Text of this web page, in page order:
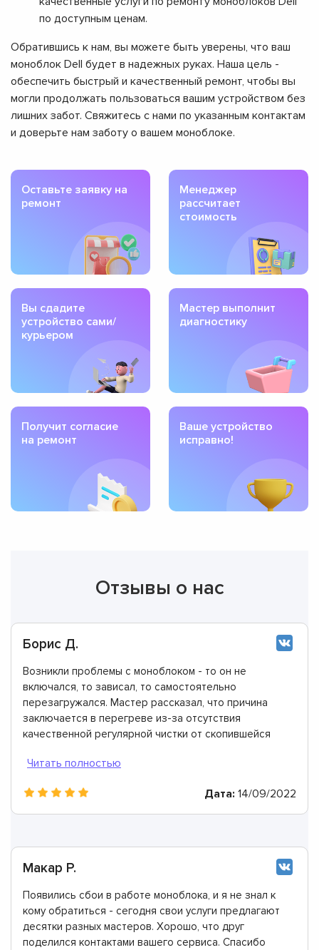
по доступным ценам.
Обратившись к нам, вы можете быть уверены, что ваш
моноблок Dell будет в надежных руках. Наша цель -
обеспечить быстрый и качественный ремонт, чтобы вы
могли продолжать пользоваться вашим устройством без
лишних забот. Свяжитесь с нами по указанным контактам
и доверьте нам заботу о вашем моноблоке.
Оставьте заявку на
ремонт
Менеджер
рассчитает
стоимость
Вы сдадите
устройство сами/
курьером
Мастер выполнит
диагностику
Получит согласие
на ремонт
Ваше устройство
исправно!
Отзывы о нас
Борис Д.
Возникли проблемы с моноблоком - то он не
включался, то зависал, то самостоятельно
перезагружался. Мастер рассказал, что причина
заключается в перегреве из-за отсутствия
качественной регулярной чистки от скопившейся
раз в полгода. Спасибо за подробные разъяснения и
техникой я только сюда!
Дата: 14/09/2022
Макар Р.
Появились сбои в работе моноблока, и я не знал к
кому обратиться - сегодня свои услуги предлагают
десятки разных мастеров. Хорошо, что друг
поделился контактами вашего сервиса. Спасибо